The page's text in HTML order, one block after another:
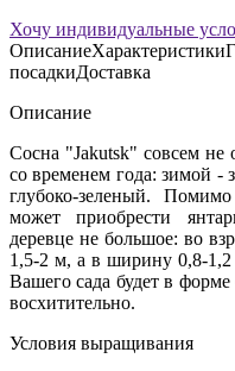
Хочу индивидуальные
ОписаниеХарактеристики
посадкиДоставка
Описание
Сосна "Jakutsk" совсем не
со временем года: зимой -
глубоко-зеленый.
может приобрести
деревце не большое: во
1,5-2 м, а в ширину 0,8-
Вашего сада будет в
восхитительно.
Условия выращивания